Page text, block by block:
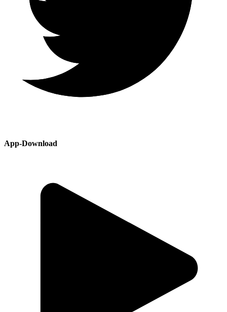
App-Download